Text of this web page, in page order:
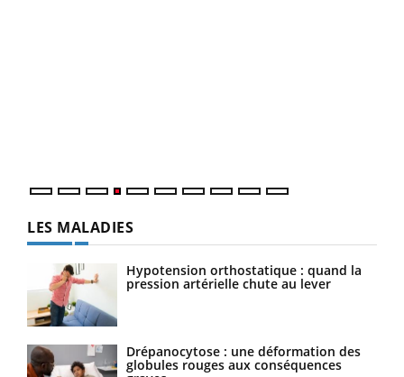
LES MALADIES
Hypotension orthostatique : quand la
pression artérielle chute au lever
Drépanocytose : une déformation des
globules rouges aux conséquences